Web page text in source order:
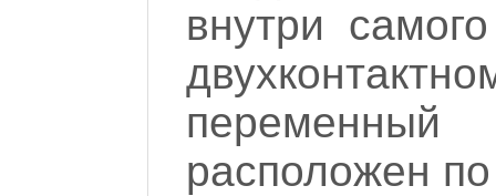
внутри
расположен